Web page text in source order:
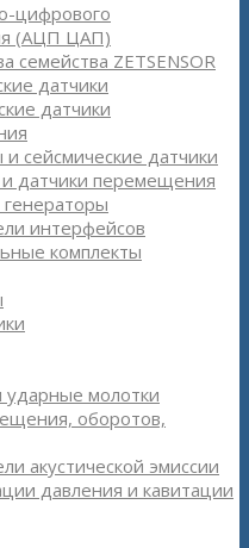
цифрового
(АЦП ЦАП)
семейства ZETSENSOR
датчики
датчики
сейсмические датчики
датчики перемещения
интерфейсов
комплекты
ударные молотки
оборотов,
акустической эмиссии
давления и кавитации